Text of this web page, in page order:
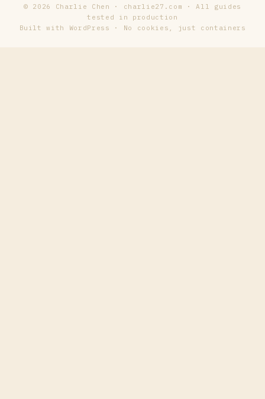
© 2026 Charlie Chen · charlie27.com · All guides
tested in production
Built with WordPress · No cookies, just containers